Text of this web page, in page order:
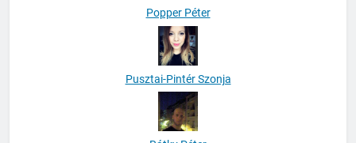
Popper Péter
Pusztai-Pintér Szonja